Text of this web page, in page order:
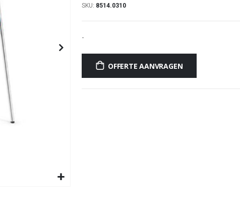
SKU 8514.0310
-
OFFERTE AANVRAGEN